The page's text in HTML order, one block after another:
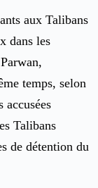
aux Talibans
dans les
temps, selon
accusées
Talibans
de détention du